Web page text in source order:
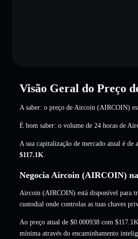
Visão Geral do Preço
A saber: o preço de Aircoin (AIRCOIN)
É bom saber: o volume de 24 horas de
A sua capitalização de mercado atual é de
$117.1K
Negocia Aircoin (AIRCOIN)
Aircoin (AIRCOIN) está disponível para
custodial onde controlas as tuas chaves
Ao preço atual de $0.000938 com
mínima através do encaminhamento